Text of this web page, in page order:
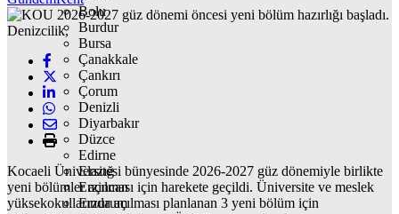
Bolu
Burdur
Bursa
Çanakkale
Çankırı
Çorum
Denizli
Diyarbakır
Düzce
Edirne
Elazığ
Erzincan
Erzurum
Kocaeli Üniversitesi bünyesinde 2026-2027 güz dönemiyle birlikte
yeni bölümler açılması için harekete geçildi. Üniversite ve meslek
yüksekokullarında açılması planlanan 3 yeni bölüm için